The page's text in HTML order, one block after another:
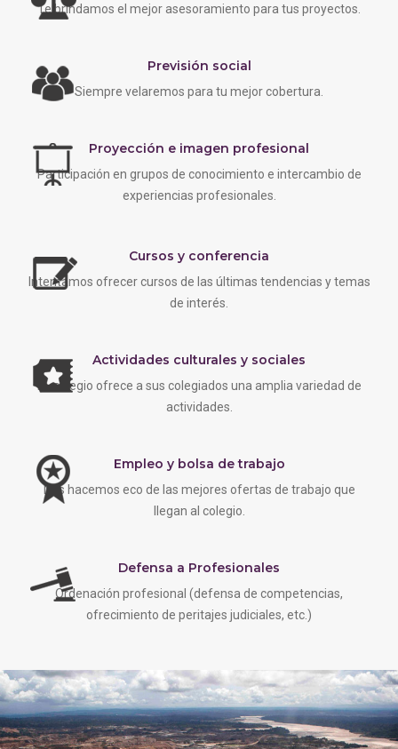
Te brindamos el mejor asesoramiento para tus proyectos.
Previsión social
Siempre velaremos para tu mejor cobertura.
Proyección e imagen profesional
Participación en grupos de conocimiento e intercambio de
experiencias profesionales.
Cursos y conferencia
Intentamos ofrecer cursos de las últimas tendencias y temas
de interés.
Actividades culturales y sociales
EL colegio ofrece a sus colegiados una amplia variedad de
actividades.
Empleo y bolsa de trabajo
Nos hacemos eco de las mejores ofertas de trabajo que
llegan al colegio.
Defensa a Profesionales
Ordenación profesional (defensa de competencias,
ofrecimiento de peritajes judiciales, etc.)